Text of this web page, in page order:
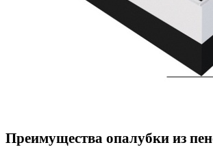
Преимущества опалубки из